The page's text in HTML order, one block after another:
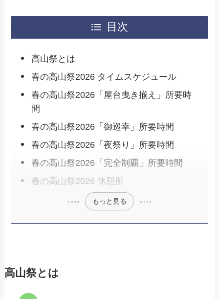
目次
高山祭とは
春の高山祭2026 タイムスケジュール
春の高山祭2026「屋台曳き揃え」所要時
間
春の高山祭2026「御巡幸」所要時間
春の高山祭2026「夜祭り」所要時間
春の高山祭2026「完全制覇」所要時間
春の高山祭2026 休憩所
もっと見る
高山祭とは